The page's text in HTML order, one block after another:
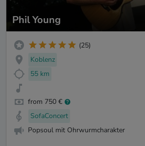
Phil Young
(25)
Koblenz
55 km
from 750 €
SofaConcert
Popsoul mit Ohrwurmcharakter